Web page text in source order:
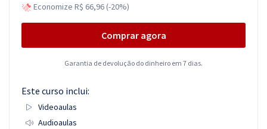
Economize R$ 66,96 (-20%)
Comprar agora
Garantia de devolução do dinheiro em 7 dias.
Este curso inclui:
Videoaulas
Audioaulas